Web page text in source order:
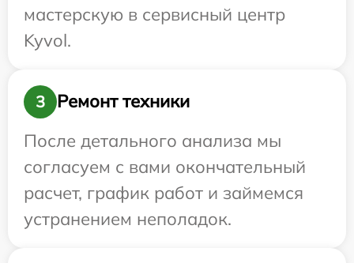
мастерскую в сервисный центр
Kyvol.
3
Ремонт техники
После детального анализа мы
согласуем с вами окончательный
расчет, график работ и займемся
устранением неполадок.